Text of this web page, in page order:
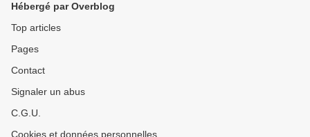
Hébergé par Overblog
Top articles
Pages
Contact
Signaler un abus
C.G.U.
Cookies et données personnelles